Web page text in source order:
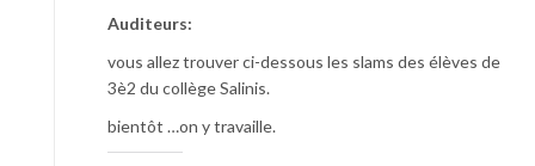
Auditeurs:
vous allez trouver ci-dessous les slams des élèves de
3è2 du collège Salinis.
bientôt …on y travaille.